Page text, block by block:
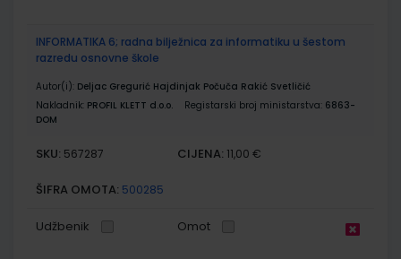
INFORMATIKA 6; radna bilježnica za informatiku u šestom
razredu osnovne škole
Autor(i): Deljac Gregurić Hajdinjak Počuča Rakić Svetličić
Nakladnik: PROFIL KLETT d.o.o. Registarski broj ministarstva: 6863-
DOM
SKU: 567287 CIJENA: 11,00 €
ŠIFRA OMOTA: 500285
Udžbenik Omot